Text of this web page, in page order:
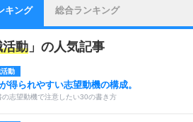
キング 総合ランキング
活動 」の人気記事
動
得られやすい志望動機の構成。
の志望動機で注意したい30の書き方